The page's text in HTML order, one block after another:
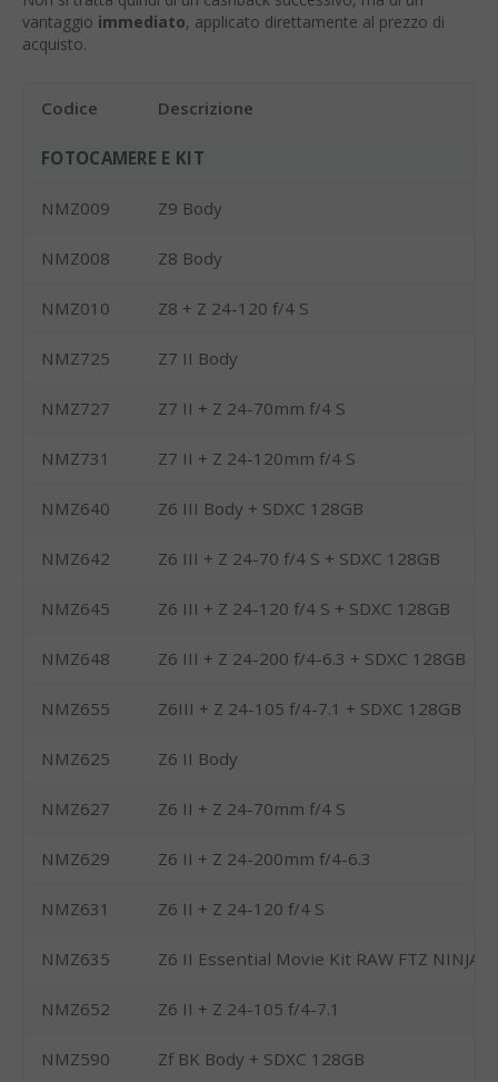
vantaggio immediato, applicato direttamente al prezzo di
acquisto.
Codice Descrizione
FOTOCAMERE E KIT
NMZ009 Z9 Body
NMZ008 Z8 Body
NMZ010 Z8 + Z 24-120 f/4 S
NMZ725 Z7 II Body
NMZ727 Z7 II + Z 24-70mm f/4 S
NMZ731 Z7 II + Z 24-120mm f/4 S
NMZ640 Z6 III Body + SDXC 128GB
NMZ642 Z6 III + Z 24-70 f/4 S + SDXC 128GB
NMZ645 Z6 III + Z 24-120 f/4 S + SDXC 128GB
NMZ648 Z6 III + Z 24-200 f/4-6.3 + SDXC 128GB
NMZ655 Z6III + Z 24-105 f/4-7.1 + SDXC 128GB
NMZ625 Z6 II Body
NMZ627 Z6 II + Z 24-70mm f/4 S
NMZ629 Z6 II + Z 24-200mm f/4-6.3
NMZ631 Z6 II + Z 24-120 f/4 S
NMZ635 Z6 II Essential Movie Kit RAW FTZ NINJA
NMZ652 Z6 II + Z 24-105 f/4-7.1
NMZ590 Zf BK Body + SDXC 128GB